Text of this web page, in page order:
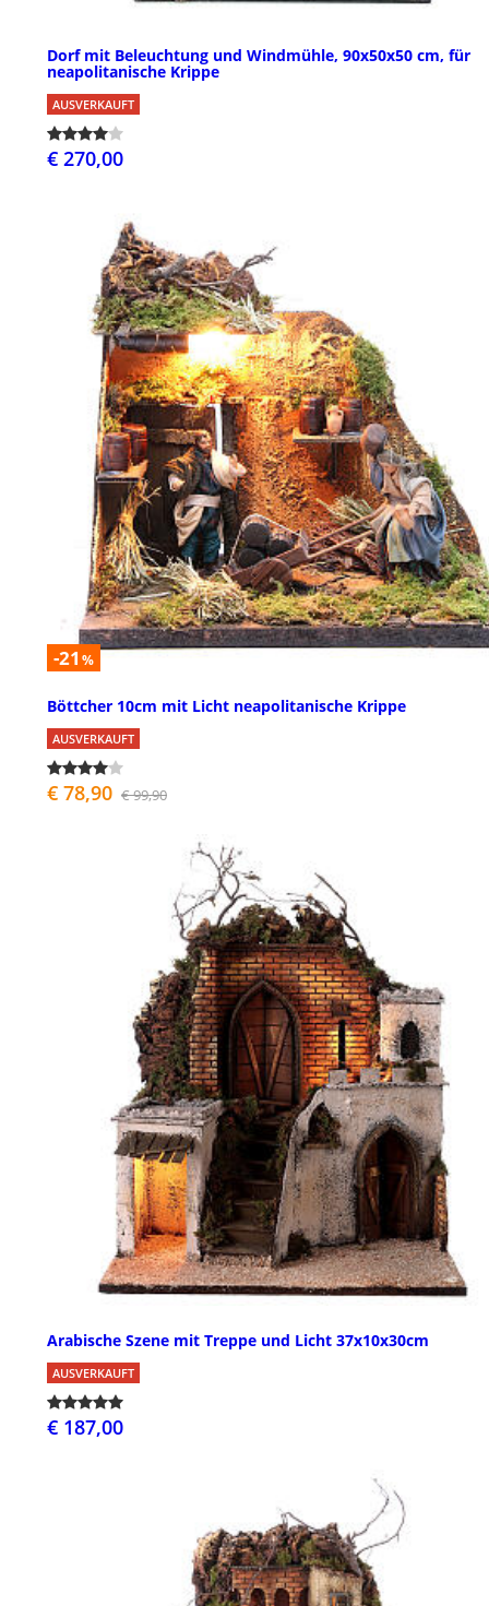
Dorf mit Beleuchtung und Windmühle, 90x50x50 cm, für
neapolitanische Krippe
AUSVERKAUFT
€ 270,00
-21 %
Böttcher 10cm mit Licht neapolitanische Krippe
AUSVERKAUFT
€ 78,90 € 99,90
Arabische Szene mit Treppe und Licht 37x10x30cm
AUSVERKAUFT
€ 187,00